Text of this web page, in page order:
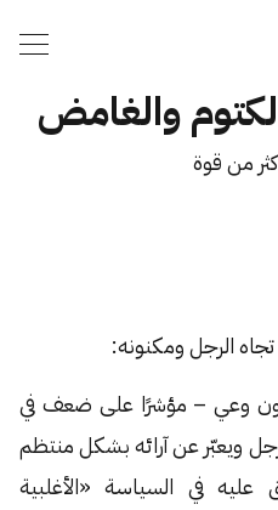
والغامض
من قوة
الرجل ومكنونه:
وعي – مؤشرًا على ضعف في
ويعبّر عن آرائه بشكل منتظم
عليه في السياسة «الأغلبية